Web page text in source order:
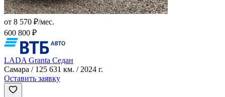
от 8 570 ₽/мес.
600 800 ₽
LADA Granta Седан
Самара / 125 631 км. / 2024 г.
Оставить заявку